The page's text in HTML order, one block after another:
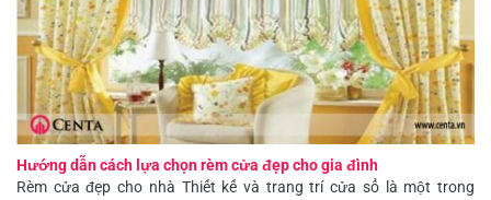
Hướng dẫn cách lựa chọn rèm cửa đẹp cho gia đình
Rèm cửa đẹp cho nhà Thiết kế và trang trí cửa sổ là một trong